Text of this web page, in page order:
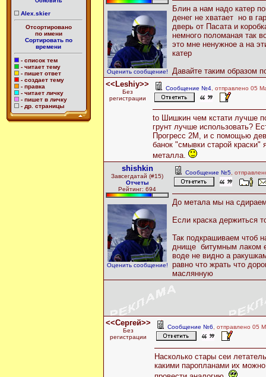
Alex.skier
Отсортировано
по имени
Сортировать по
времени
- список тем
- читает тему
- пишет ответ
- создает тему
- правка
- читает личку
- пишет в личку
- др. страницы
Оценить сообщение!
Блин а нам надо катер
денег не хватает но в
дверь от Пасата и
немного поломаная так
это мне ненужное а на
катер
Давайте таким образом
<<Leshiy>>
Без
регистрации
Сообщение №4 , отправлено 05
to Шишкин чем кстати лучше
грунт лучше использовать?
Прогресс 2М, и с помощью
банок "смывки старой краски"
металла.
shishkin
Завсегдатай (#15)
Отчеты
Рейтинг: 694
Оценить сообщение!
Сообщение №5 ,
До метала мы на
Если краска держиться
Так подкрашиваем чтоб
днище битумным лаком
воде не видно а
равно что жрать что
маслянную
<<Сергей>>
Без
регистрации
Сообщение №6 , отправлено 05
Насколько стары сеи
какими паропланами их